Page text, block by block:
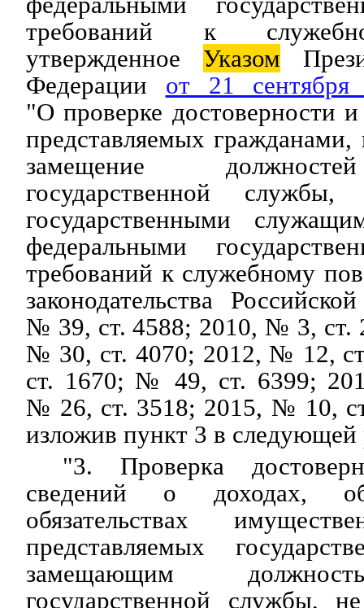
требований к
утвержденное Указом
Федерации от 21
"О проверке достоверности
представляемых
замещение
государственной
государственными
федеральными
требований к служебному
законодательства
№ 39, ст. 4588; 2010, № 3, ст.
№ 30, ст. 4070; 2012, № 12,
ст. 1670; № 49, ст. 6399;
№ 26, ст. 3518; 2015, № 10,
изложив пункт 3 в следующей
"3. Проверка
сведений о доходах,
обязательствах
представляемых
замещающим
государственной службы,